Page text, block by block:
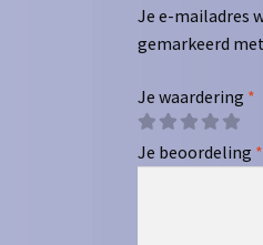
Je e-mailadres
gemarkeerd met
Je waardering *
Je beoordeling *